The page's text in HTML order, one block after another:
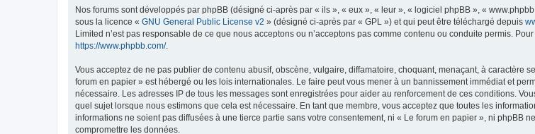
Nos forums sont développés par phpBB (désigné ci-après par « ils », « eux », « leur », « logiciel phpBB », «
sous la licence « GNU General Public License v2 » (désigné ci-après par « GPL ») et qui peut être téléchargé depuis
Limited n’est pas responsable de ce que nous acceptons ou n’acceptons pas comme contenu ou conduite permis.
https://www.phpbb.com/.
Vous acceptez de ne pas publier de contenu abusif, obscène, vulgaire, diffamatoire, choquant, menaçant, à caractère
forum en papier » est hébergé ou les lois internationales. Le faire peut vous mener à un bannissement immédiat et
nécessaire. Les adresses IP de tous les messages sont enregistrées pour aider au renforcement de ces conditions.
quel sujet lorsque nous estimons que cela est nécessaire. En tant que membre, vous acceptez que toutes les
informations ne soient pas diffusées à une tierce partie sans votre consentement, ni « Le forum en papier », ni phpBB
compromettre les données.